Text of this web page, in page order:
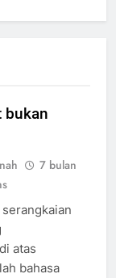
bukan
7 bulan
atas
bahasa